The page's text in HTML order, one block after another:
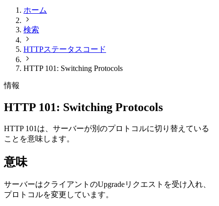
ホーム
検索
HTTPステータスコード
HTTP 101: Switching Protocols
情報
HTTP 101: Switching Protocols
HTTP 101は、サーバーが別のプロトコルに切り替えている
ことを意味します。
意味
サーバーはクライアントのUpgradeリクエストを受け入れ、
プロトコルを変更しています。